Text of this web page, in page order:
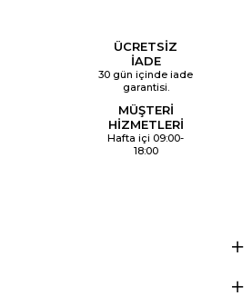
ÜCRETSİZ
İADE
30 gün içinde iade
garantisi.
MÜŞTERİ
HİZMETLERİ
Hafta içi 09:00-
18:00